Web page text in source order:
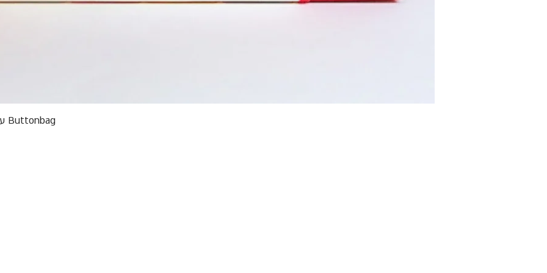
Buttonbag ערכת סריגה לילדים מבצע אריזות פגומות